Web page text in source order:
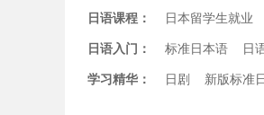
日语课程：
日本留学生就业
日语入门：
标准日本语 日
学习精华：
日剧 新版标准